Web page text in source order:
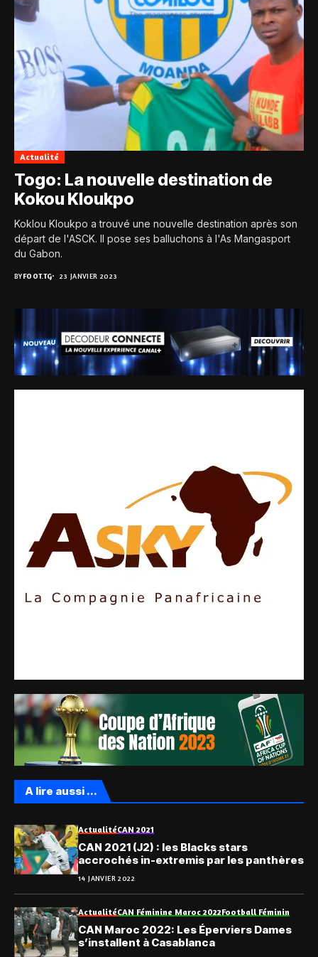
Actualité
Togo: La nouvelle destination de
Kokou Kloukpo
Koklou Kloukpo a trouvé une nouvelle destination après son
départ de l'ASCK. Il pose ses balluchons à l'As Mangasport
du Gabon.
BYFOOT.TG 23 JANVIER 2023
A lire aussi ...
ActualitéCAN 2021
CAN 2021 (J2) : les Blacks stars
accrochés in-extremis par les panthères
14 JANVIER 2022
ActualitéCAN Féminine Maroc 2022Football Féminin
CAN Maroc 2022: Les Éperviers Dames
s’installent à Casablanca